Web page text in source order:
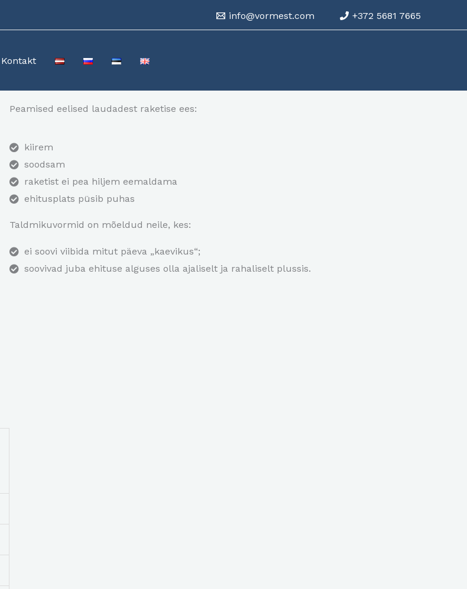
info@vormest.com +372 5681 7665
Kontakt
Peamised eelised laudadest raketise ees:
kiirem
soodsam
raketist ei pea hiljem eemaldama
ehitusplats püsib puhas
Taldmikuvormid on mõeldud neile, kes:
ei soovi viibida mitut päeva „kaevikus“;
soovivad juba ehituse alguses olla ajaliselt ja rahaliselt plussis.